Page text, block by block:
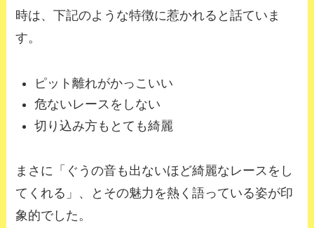
時は、下記のような特徴に惹かれると話ていま
す。
ピット離れがかっこいい
危ないレースをしない
切り込み方もとても綺麗
まさに「ぐうの音も出ないほど綺麗なレースをし
てくれる」、とその魅力を熱く語っている姿が印
象的でした。